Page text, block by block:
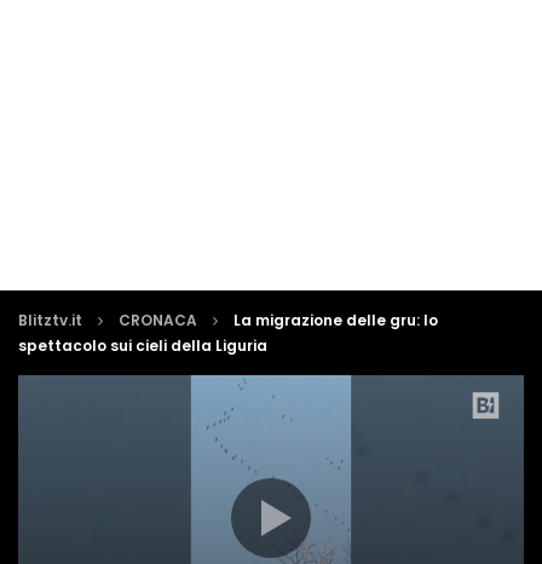
Blitztv.it CRONACA
La migrazione delle gru: lo
spettacolo sui cieli della Liguria